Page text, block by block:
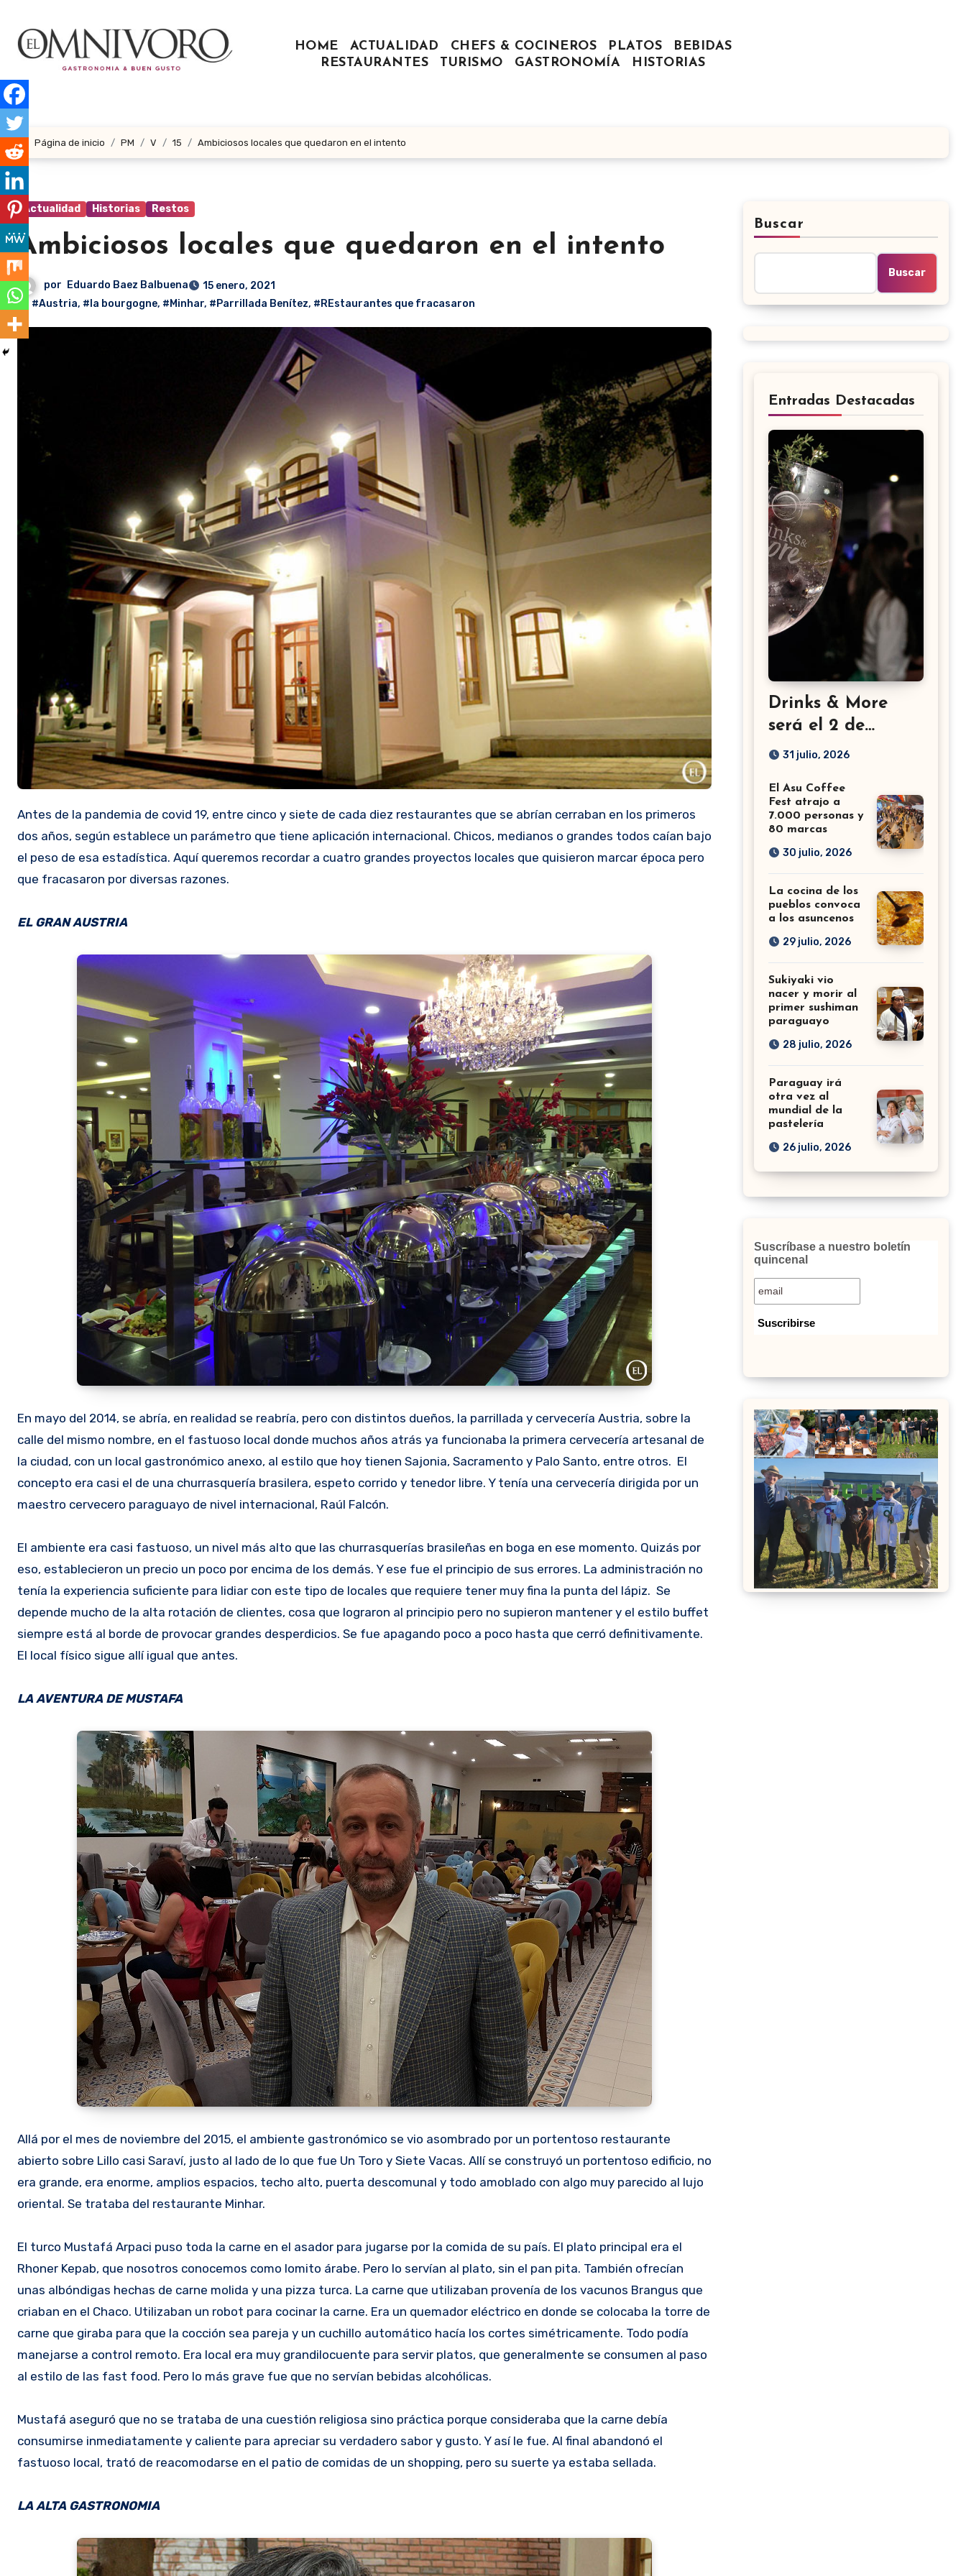
contenido
HOME ACTUALIDAD CHEFS & COCINEROS PLATOS
BEBIDAS
RESTAURANTES
TURISMO GASTRONOMÍA HISTORIAS
Página de inicio PM V 15 Ambiciosos locales que quedaron en el intento
Actualidad Historias Restos
Ambiciosos locales que quedaron en el intento
por Eduardo Baez Balbuena
15 enero, 2021
#Austria, #la bourgogne, #Minhar, #Parrillada Benítez, #REstaurantes que fracasaron
Antes de la pandemia de covid 19, entre cinco y siete de cada diez restaurantes que se abrían cerraban en los primeros
dos años, según establece un parámetro que tiene aplicación internacional. Chicos, medianos o grandes todos caían bajo
el peso de esa estadística. Aquí queremos recordar a cuatro grandes proyectos locales que quisieron marcar época pero
que fracasaron por diversas razones.
EL GRAN AUSTRIA
En mayo del 2014, se abría, en realidad se reabría, pero con distintos dueños, la parrillada y cervecería Austria, sobre la
calle del mismo nombre, en el fastuoso local donde muchos años atrás ya funcionaba la primera cervecería artesanal de
la ciudad, con un local gastronómico anexo, al estilo que hoy tienen Sajonia, Sacramento y Palo Santo, entre otros. El
concepto era casi el de una churrasquería brasilera, espeto corrido y tenedor libre. Y tenía una cervecería dirigida por un
maestro cervecero paraguayo de nivel internacional, Raúl Falcón.
El ambiente era casi fastuoso, un nivel más alto que las churrasquerías brasileñas en boga en ese momento. Quizás por
eso, establecieron un precio un poco por encima de los demás. Y ese fue el principio de sus errores. La administración no
tenía la experiencia suficiente para lidiar con este tipo de locales que requiere tener muy fina la punta del lápiz. Se
depende mucho de la alta rotación de clientes, cosa que lograron al principio pero no supieron mantener y el estilo buffet
siempre está al borde de provocar grandes desperdicios. Se fue apagando poco a poco hasta que cerró definitivamente.
El local físico sigue allí igual que antes.
LA AVENTURA DE MUSTAFA
Allá por el mes de noviembre del 2015, el ambiente gastronómico se vio asombrado por un portentoso restaurante
abierto sobre Lillo casi Saraví, justo al lado de lo que fue Un Toro y Siete Vacas. Allí se construyó un portentoso edificio, no
era grande, era enorme, amplios espacios, techo alto, puerta descomunal y todo amoblado con algo muy parecido al lujo
oriental. Se trataba del restaurante Minhar.
El turco Mustafá Arpaci puso toda la carne en el asador para jugarse por la comida de su país. El plato principal era el
Rhoner Kepab, que nosotros conocemos como lomito árabe. Pero lo servían al plato, sin el pan pita. También ofrecían
unas albóndigas hechas de carne molida y una pizza turca. La carne que utilizaban provenía de los vacunos Brangus que
criaban en el Chaco. Utilizaban un robot para cocinar la carne. Era un quemador eléctrico en donde se colocaba la torre de
carne que giraba para que la cocción sea pareja y un cuchillo automático hacía los cortes simétricamente. Todo podía
manejarse a control remoto. Era local era muy grandilocuente para servir platos, que generalmente se consumen al paso
al estilo de las fast food. Pero lo más grave fue que no servían bebidas alcohólicas.
Mustafá aseguró que no se trataba de una cuestión religiosa sino práctica porque consideraba que la carne debía
consumirse inmediatamente y caliente para apreciar su verdadero sabor y gusto. Y así le fue. Al final abandonó el
fastuoso local, trató de reacomodarse en el patio de comidas de un shopping, pero su suerte ya estaba sellada.
LA ALTA GASTRONOMIA
Buscar
Buscar
Entradas Destacadas
Drinks & More
será el 2 de
setiembre en el
31 julio, 2026
El Asu Coffee
Fest atrajo a
7.000 personas y
80 marcas
30 julio, 2026
La cocina de los
pueblos convoca
a los asuncenos
29 julio, 2026
Sukiyaki vio
nacer y morir al
primer sushiman
paraguayo
28 julio, 2026
Paraguay irá
otra vez al
mundial de la
pastelería
26 julio, 2026
Suscríbase a nuestro boletín
quincenal